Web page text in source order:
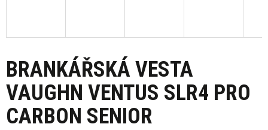
BRANKÁŘSKÁ VESTA
VAUGHN VENTUS SLR4 PRO
CARBON SENIOR